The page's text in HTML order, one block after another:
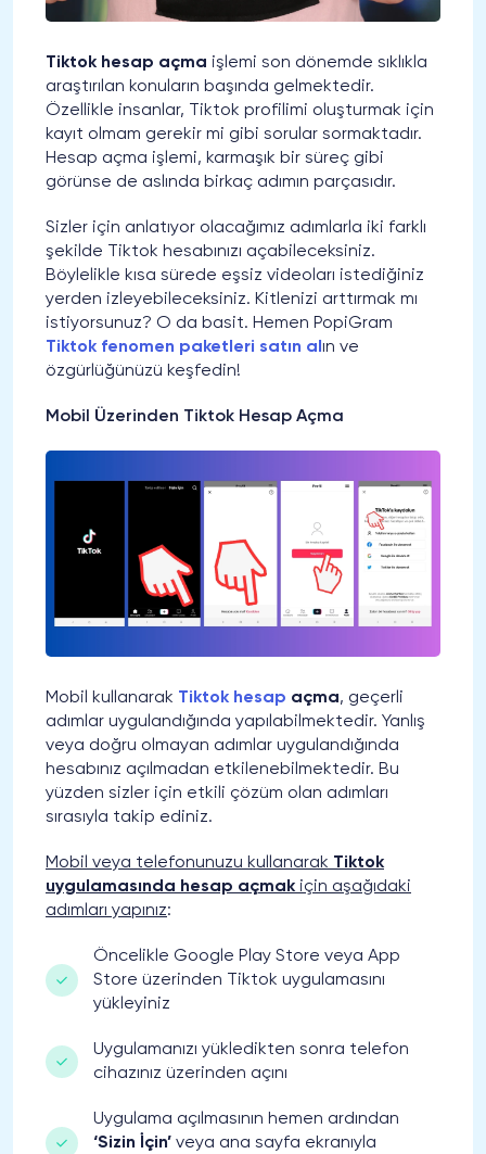
Tiktok hesap açma işlemi son dönemde sıklıkla
araştırılan konuların başında gelmektedir.
Özellikle insanlar, Tiktok profilimi oluşturmak için
kayıt olmam gerekir mi gibi sorular sormaktadır.
Hesap açma işlemi, karmaşık bir süreç gibi
görünse de aslında birkaç adımın parçasıdır.
Sizler için anlatıyor olacağımız adımlarla iki farklı
şekilde Tiktok hesabınızı açabileceksiniz.
Böylelikle kısa sürede eşsiz videoları istediğiniz
yerden izleyebileceksiniz. Kitlenizi arttırmak mı
istiyorsunuz? O da basit. Hemen PopiGram
Tiktok fenomen paketleri satın al ın ve
özgürlüğünüzü keşfedin!
Mobil Üzerinden Tiktok Hesap Açma
Mobil kullanarak Tiktok hesap açma, geçerli
adımlar uygulandığında yapılabilmektedir. Yanlış
veya doğru olmayan adımlar uygulandığında
hesabınız açılmadan etkilenebilmektedir. Bu
yüzden sizler için etkili çözüm olan adımları
sırasıyla takip ediniz.
Mobil veya telefonunuzu kullanarak Tiktok
uygulamasında hesap açmak için aşağıdaki
adımları yapınız:
Öncelikle Google Play Store veya App
Store üzerinden Tiktok uygulamasını
yükleyiniz
Uygulamanızı yükledikten sonra telefon
cihazınız üzerinden açını
Uygulama açılmasının hemen ardından
‘Sizin İçin’ veya ana sayfa ekranıyla